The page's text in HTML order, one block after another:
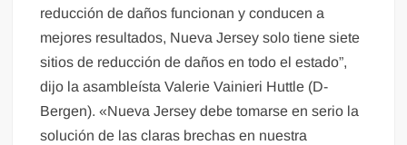
reducción de daños funcionan y conducen a
mejores resultados, Nueva Jersey solo tiene siete
sitios de reducción de daños en todo el estado”,
dijo la asambleísta Valerie Vainieri Huttle (D-
Bergen). «Nueva Jersey debe tomarse en serio la
solución de las claras brechas en nuestra